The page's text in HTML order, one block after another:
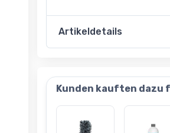
Artikeldetails
Kunden kauften dazu